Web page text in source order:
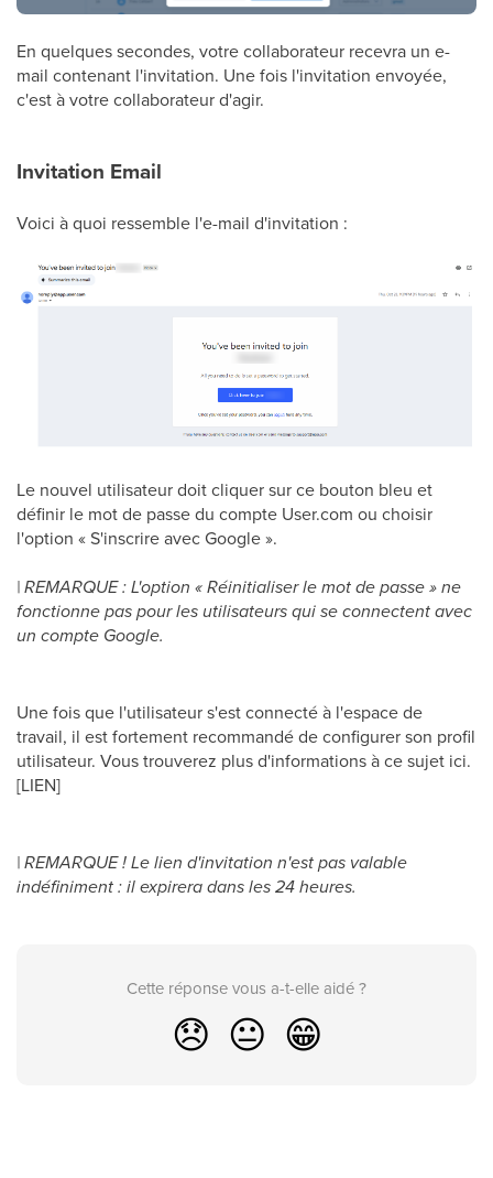
En quelques secondes, votre collaborateur recevra un e-
mail contenant l'invitation. Une fois l'invitation envoyée,
c'est à votre collaborateur d'agir.
Invitation Email
Voici à quoi ressemble l'e-mail d'invitation :
Le nouvel utilisateur doit cliquer sur ce bouton bleu et
définir le mot de passe du compte User.com ou choisir
l'option « S'inscrire avec Google ».
| REMARQUE : L'option « Réinitialiser le mot de passe » ne
fonctionne pas pour les utilisateurs qui se connectent avec
un compte Google.
Une fois que l'utilisateur s'est connecté à l'espace de
travail, il est fortement recommandé de configurer son profil
utilisateur. Vous trouverez plus d'informations à ce sujet ici.
[LIEN]
| REMARQUE ! Le lien d'invitation n'est pas valable
indéfiniment : il expirera dans les 24 heures.
Cette réponse vous a-t-elle aidé ?
😞 😐 😁